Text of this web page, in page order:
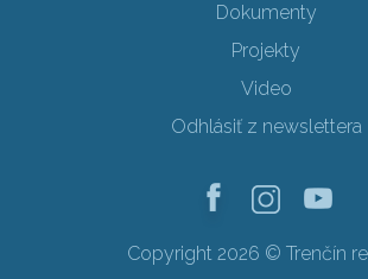
Dokumenty
Projekty
Video
Odhlásiť z newslettera
Copyright 2026 © Trenčín